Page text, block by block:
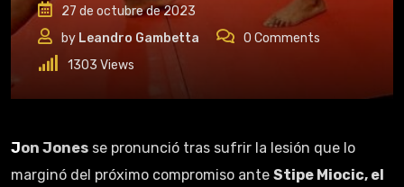
27 de octubre de 2023
by Leandro Gambetta 0 Comments
1303 Views
Jon Jones se pronunció tras sufrir la lesión que lo
marginó del próximo compromiso ante Stipe Miocic, el